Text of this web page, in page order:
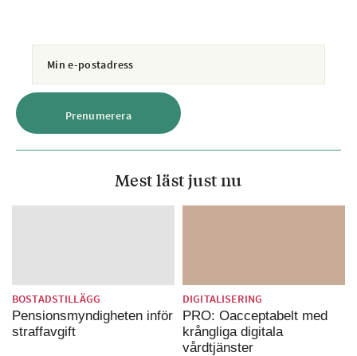
Mest läst just nu
BOSTADSTILLÄGG
Pensionsmyndigheten inför
straffavgift
DIGITALISERING
PRO: Oacceptabelt med
krångliga digitala
vårdtjänster